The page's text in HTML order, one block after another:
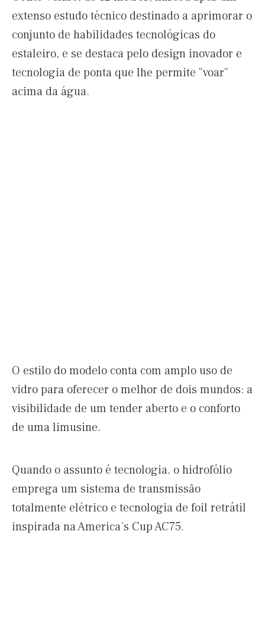
extenso estudo técnico destinado a aprimorar o
conjunto de habilidades tecnológicas do
estaleiro, e se destaca pelo design inovador e
tecnologia de ponta que lhe permite “voar”
acima da água.
O estilo do modelo conta com amplo uso de
vidro para oferecer o melhor de dois mundos: a
visibilidade de um tender aberto e o conforto
de uma limusine.
Quando o assunto é tecnologia, o hidrofólio
emprega um sistema de transmissão
totalmente elétrico e tecnologia de foil retrátil
inspirada na America’s Cup AC75.